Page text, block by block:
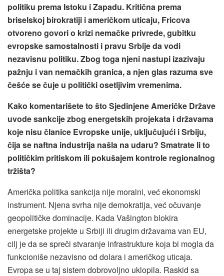
politiku prema Istoku i Zapadu. Kritična prema
briselskoj birokratiji i američkom uticaju, Fricova
otvoreno govori o krizi nemačke privrede, gubitku
evropske samostalnosti i pravu Srbije da vodi
nezavisnu politiku. Zbog toga njeni nastupi izazivaju
pažnju i van nemačkih granica, a njen glas razuma sve
češće se čuje u politički osetljivim vremenima.
Kako komentarišete to što Sjedinjene Američke Države
uvode sankcije zbog energetskih projekata i državama
koje nisu članice Evropske unije, uključujući i Srbiju,
čija se naftna industrija našla na udaru? Smatrate li to
političkim pritiskom ili pokušajem kontrole regionalnog
tržišta?
Američka politika sankcija nije moralni, već ekonomski
instrument. Njena svrha nije demokratija, već očuvanje
geopolitičke dominacije. Kada Vašington blokira
energetske projekte u Srbiji ili drugim državama van EU,
cilj je da se spreči stvaranje infrastrukture koja bi mogla da
funkcioniše nezavisno od dolara i američkog uticaja.
Evropa se u taj sistem dobrovoljno uklopila. Raskid sa